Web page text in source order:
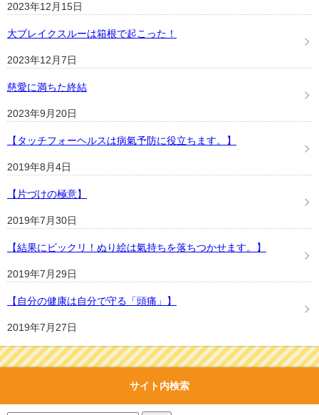
2023年12月15日
大ブレイクスルーは箱根で起こった！
2023年12月7日
慈愛に満ちた終結
2023年9月20日
【タッチフォーヘルスは病氣予防に役立ちます。】
2019年8月4日
【片づけの極意】
2019年7月30日
【結果にビックリ！ぬり絵は氣持ちを落ちつかせます。】
2019年7月29日
【自分の健康は自分で守る「頭痛」】
2019年7月27日
サイト内検索